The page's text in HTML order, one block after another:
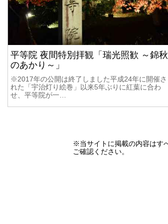
平等院 夜間特別拝観「瑞光照歓 ～錦秋
のあかり～」
※2017年の公開は終了しました平成24年に開催さ
れた「宇治灯り絵巻」以来5年ぶりに紅葉に合わ
せ、平等院が一…
※当サイトに掲載の内容はす
ご確認ください。